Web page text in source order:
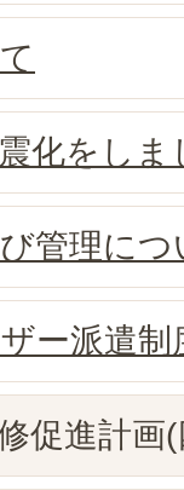
化をしま
管理につ
ー派遣
促進計画